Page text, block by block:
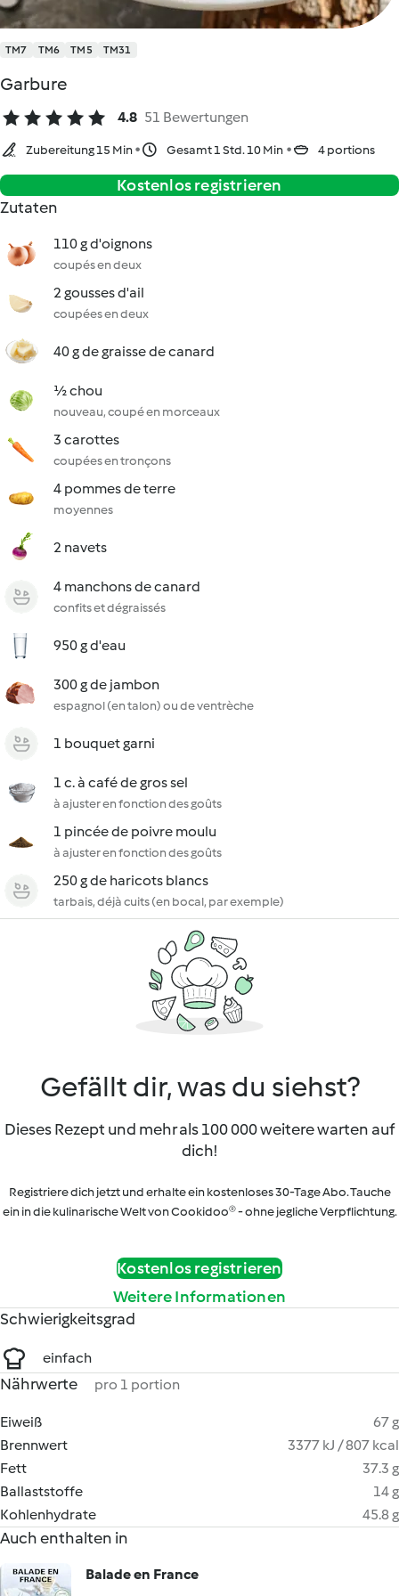
TM7 TM6 TM5 TM31
Garbure
4.8 51 Bewertungen
Zubereitung 15 Min Gesamt 1 Std. 10 Min 4 portions
Kostenlos registrieren
Zutaten
110 g d'oignons
coupés en deux
2 gousses d'ail
coupées en deux
40 g de graisse de canard
½ chou
nouveau, coupé en morceaux
3 carottes
coupées en tronçons
4 pommes de terre
moyennes
2 navets
4 manchons de canard
confits et dégraissés
950 g d'eau
300 g de jambon
espagnol (en talon) ou de ventrèche
1 bouquet garni
1 c. à café de gros sel
à ajuster en fonction des goûts
1 pincée de poivre moulu
à ajuster en fonction des goûts
250 g de haricots blancs
tarbais, déjà cuits (en bocal, par exemple)
Gefällt dir, was du siehst?
Dieses Rezept und mehr als 100 000 weitere warten auf
dich!
Registriere dich jetzt und erhalte ein kostenloses 30-Tage Abo. Tauche
ein in die kulinarische Welt von Cookidoo® - ohne jegliche Verpflichtung.
Kostenlos registrieren
Weitere Informationen
Schwierigkeitsgrad
einfach
Nährwerte pro 1 portion
Eiweiß
67 g
Brennwert
3377 kJ / 807 kcal
Fett
37.3 g
Ballaststoffe
14 g
Kohlenhydrate
45.8 g
Auch enthalten in
Balade en France